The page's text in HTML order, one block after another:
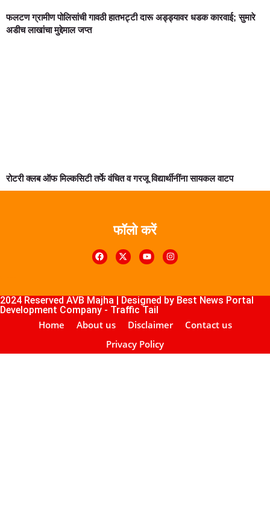
फलटण ग्रामीण पोलिसांची गावठी हातभट्टी दारू अड्ड्यावर धडक कारवाई; सुमारे
अडीच लाखांचा मुद्देमाल जप्त
रोटरी क्लब ऑफ मिल्कसिटी तर्फे वंचित व गरजू विद्यार्थीनींना सायकल वाटप
फॉलो करें
2024 Reserved AVB Majha | Designed by Best News Portal
Development Company - Traffic Tail
Home About us Disclaimer
Contact us
Privacy Policy